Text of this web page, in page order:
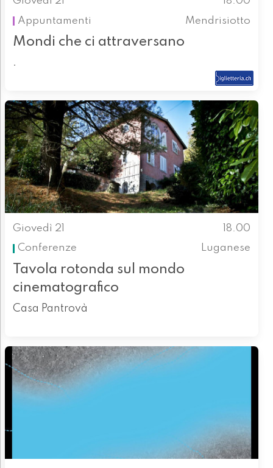
Appuntamenti
Mendrisiotto
Mondi che ci attraversano
.
Giovedì 21
18.00
Conferenze
Luganese
Tavola rotonda sul mondo
cinematografico
Casa Pantrovà